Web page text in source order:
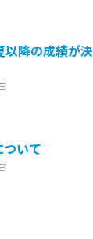
以降の成績が決
いて